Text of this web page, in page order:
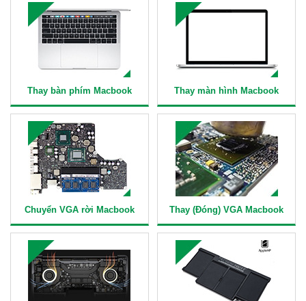
Thay bàn phím Macbook Thay màn hình Macbook
Chuyển VGA rời Macbook Thay (Đóng) VGA Macbook